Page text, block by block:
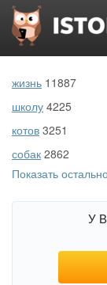
Перейти
основному
содержанию
жизнь 11887
школу 4225
котов 3251
собак 2862
первый раз 2216
море 1136
507
Показать
У